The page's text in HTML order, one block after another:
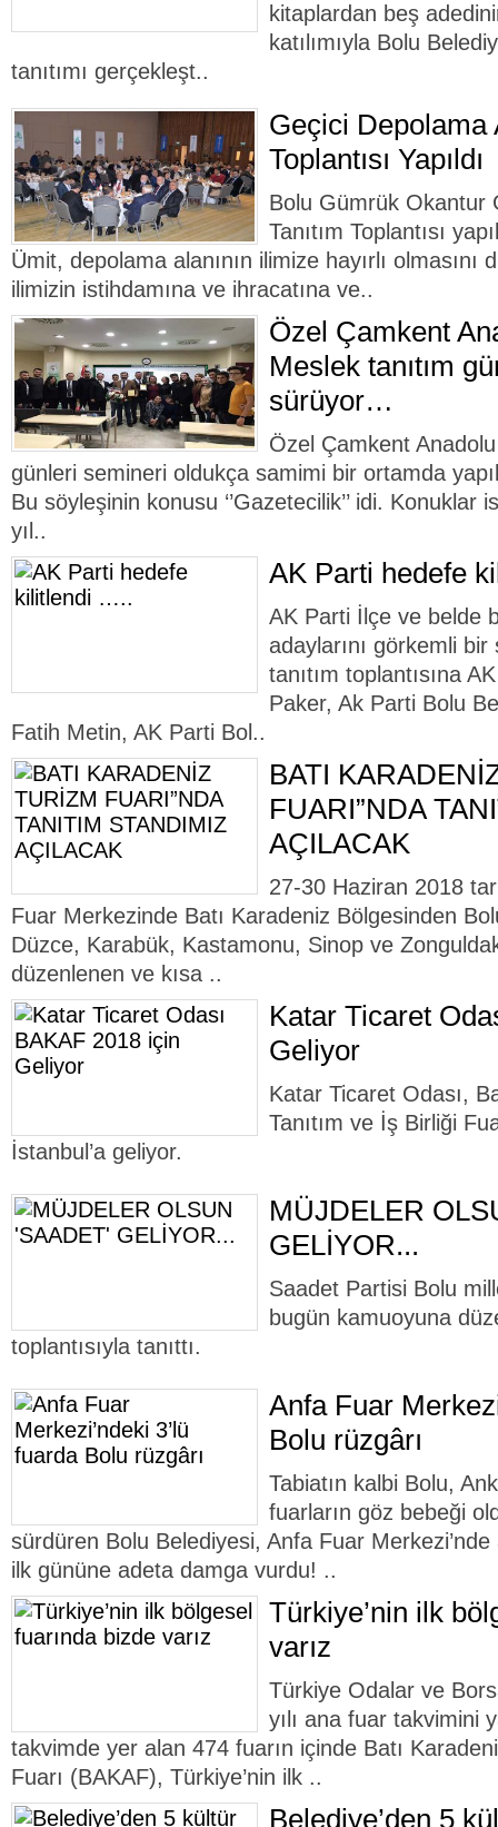
kitaplardan beş
katılımıyla Bolu
tanıtımı gerçekleşt..
Geçici Depolama
Toplantısı Yapıldı
Bolu Gümrük Okantur
Tanıtım Toplantısı
Ümit, depolama alanının ilimize hayırlı olmasını
ilimizin istihdamına ve ihracatına ve..
Özel Çamkent
Meslek tanıtım
sürüyor…
Özel Çamkent
günleri semineri oldukça samimi bir ortamda
Bu söyleşinin konusu ‘’Gazetecilik’’ idi. Konuklar
yıl..
AK Parti hedefe
AK Parti İlçe ve belde
adaylarını görkemli bir
tanıtım toplantısına
Paker, Ak Parti Bolu
Fatih Metin, AK Parti Bol..
BATI
FUARI”NDA
AÇILACAK
27-30 Haziran 2018
Fuar Merkezinde Batı Karadeniz Bölgesinden
Düzce, Karabük, Kastamonu, Sinop ve
düzenlenen ve kısa ..
Katar Ticaret
Geliyor
Katar Ticaret Odası,
Tanıtım ve İş Birliği
İstanbul’a geliyor.
MÜJDELER
GELİYOR...
Saadet Partisi Bolu
bugün kamuoyuna
toplantısıyla tanıttı.
Anfa Fuar
Bolu rüzgârı
Tabiatın kalbi Bolu,
fuarların göz bebeği
sürdüren Bolu Belediyesi, Anfa Fuar Merkezi’nde
ilk gününe adeta damga vurdu! ..
Türkiye’nin ilk
varız
Türkiye Odalar ve
yılı ana fuar takvimini
takvimde yer alan 474 fuarın içinde Batı
Fuarı (BAKAF), Türkiye’nin ilk ..
Belediye’den 5